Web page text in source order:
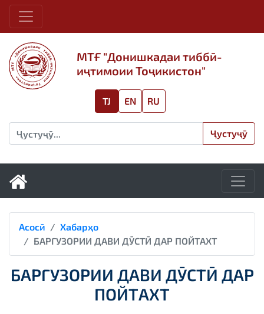
МТҒ "Донишкадаи тиббӣ-
иҷтимоии Тоҷикистон"
Ҷустуҷӯ
TJ RU
EN
Асосӣ
Хабарҳо
БАРГУЗОРИИ ДАВИ ДӮСТӢ ДАР ПОЙТАХТ
БАРГУЗОРИИ ДАВИ ДӮСТӢ ДАР
ПОЙТАХТ